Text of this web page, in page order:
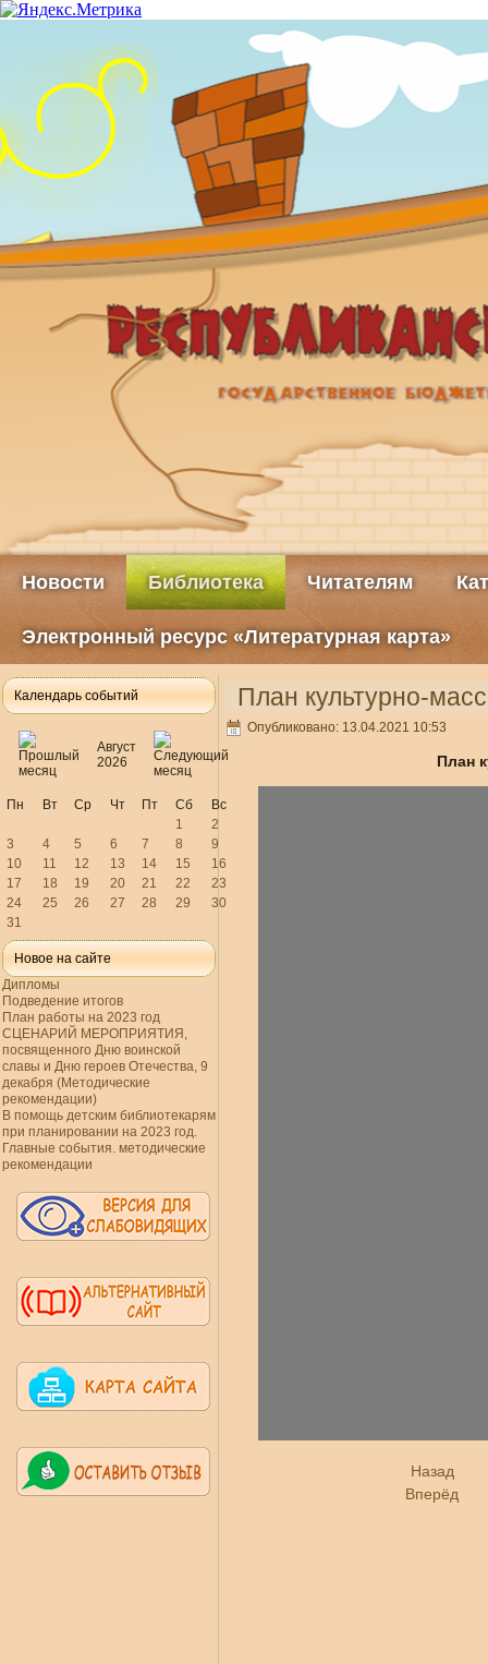
Новости Библиотека Читателям
Электронный ресурс «Литературная карта»
Календарь событий
Август
2026
Пн Вт Ср Чт Пт Сб
Вс
1
2
3
4 5 6 7 8
9
10
11 12 13 14 15
16
17
18 19 20 21 22
23
24
25 26 27 28 29
30
31
Новое на сайте
Дипломы
Подведение итогов
План работы на 2023 год
СЦЕНАРИЙ МЕРОПРИЯТИЯ,
посвященного Дню воинской
славы и Дню героев Отечества, 9
декабря (Методические
рекомендации)
В помощь детским библиотекарям
при планировании на 2023 год.
Главные события. методические
рекомендации
План культурно-
Опубликовано: 13.04.2021 10:53
План
Назад
Вперёд